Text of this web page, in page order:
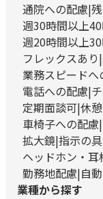
通院への配慮
週30時間以上
週20時間以上
フレックスあり
業務スピードへ
電話への配慮
定期面談可 休
車椅子への配慮
拡大鏡 指示の
ヘッドホン・耳
勤務地配慮 自
業種から探す